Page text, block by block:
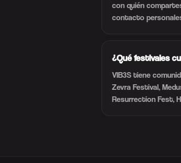
con quién
contacto
¿Qué festivales
VIB3S tiene
Zevra Festival,
Resurrection Fest,